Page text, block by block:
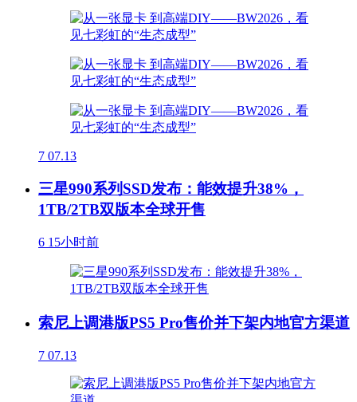
7 07.13
三星990系列SSD发布：能效提升38%，
1TB/2TB双版本全球开售
6 15小时前
索尼上调港版PS5 Pro售价并下架内地官方渠道
7 07.13